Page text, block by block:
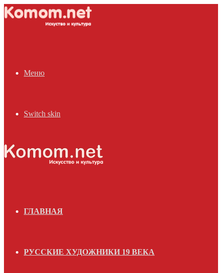
Меню
Switch skin
ГЛАВНАЯ
РУССКИЕ ХУДОЖНИКИ 19 ВЕКА